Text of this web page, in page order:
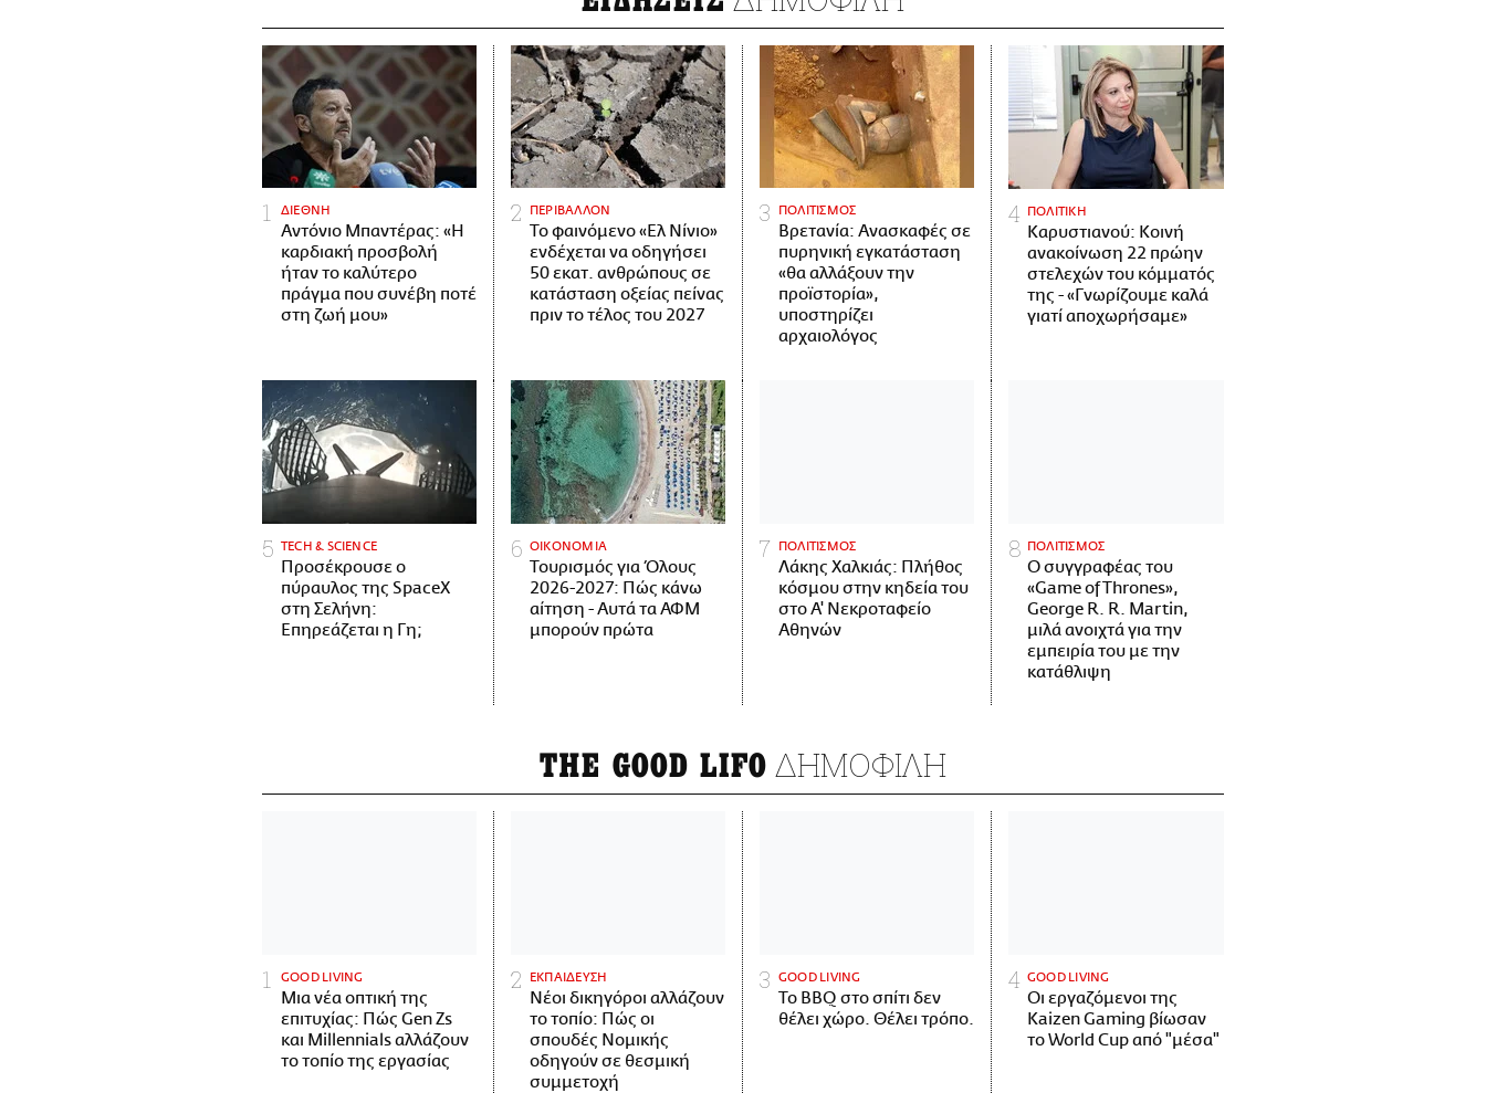
ΔΙΕΘΝΗ
Αντόνιο Μπαντέρας: «Η
καρδιακή προσβολή
ήταν το καλύτερο
πράγμα που συνέβη ποτέ
στη ζωή μου»
ΠΕΡΙΒΑΛΛΟΝ
Το φαινόμενο «Ελ Νίνιο»
ενδέχεται να οδηγήσει
50 εκατ. ανθρώπους σε
κατάσταση οξείας πείνας
πριν το τέλος του 2027
ΠΟΛΙΤΙΣΜΟΣ
Βρετανία: Ανασκαφές σε
πυρηνική εγκατάσταση
«θα αλλάξουν την
προϊστορία»,
υποστηρίζει
αρχαιολόγος
ΠΟΛΙΤΙΚΗ
Καρυστιανού: Κοινή
ανακοίνωση 22 πρώην
στελεχών του κόμματός
της - «Γνωρίζουμε καλά
γιατί αποχωρήσαμε»
ΤECH & SCIENCE
Προσέκρουσε ο
πύραυλος της SpaceX
στη Σελήνη:
Επηρεάζεται η Γη;
ΟΙΚΟΝΟΜΙΑ
Τουρισμός για Όλους
2026-2027: Πώς κάνω
αίτηση - Αυτά τα ΑΦΜ
μπορούν πρώτα
ΠΟΛΙΤΙΣΜΟΣ
Λάκης Χαλκιάς: Πλήθος
κόσμου στην κηδεία του
στο Α' Νεκροταφείο
Αθηνών
ΠΟΛΙΤΙΣΜΟΣ
Ο συγγραφέας του
«Game of Thrones»,
George R. R. Martin,
μιλά ανοιχτά για την
εμπειρία του με την
κατάθλιψη
THE GOOD LIFO ΔΗΜΟΦΙΛΗ
GOOD LIVING
Μια νέα οπτική της
επιτυχίας: Πώς Gen Zs
και Millennials αλλάζουν
το τοπίο της εργασίας
ΕΚΠΑΙΔΕΥΣΗ
Νέοι δικηγόροι αλλάζουν
το τοπίο: Πώς οι
σπουδές Νομικής
οδηγούν σε θεσμική
συμμετοχή
GOOD LIVING
Το BBQ στο σπίτι δεν
θέλει χώρο. Θέλει τρόπο.
GOOD LIVING
Οι εργαζόμενοι της
Kaizen Gaming βίωσαν
το World Cup από "μέσα"